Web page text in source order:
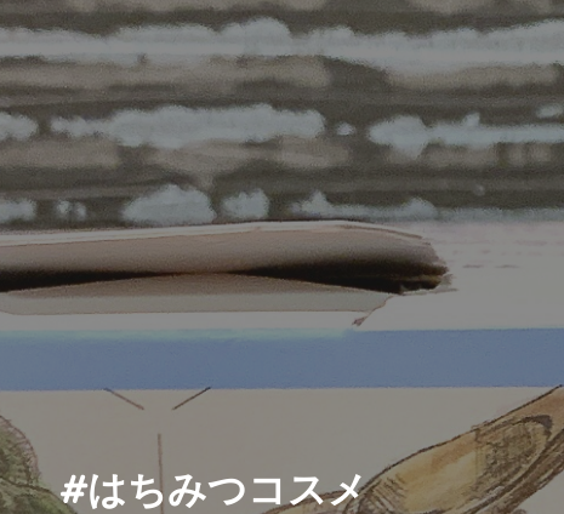
#はちみつコスメ